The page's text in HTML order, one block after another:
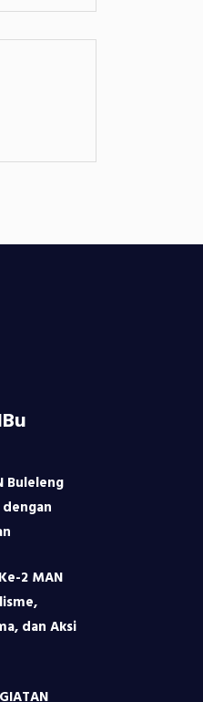
Buleleng
dengan
2 MAN
dan Aksi